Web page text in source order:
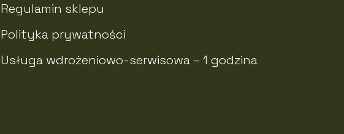
Regulamin sklepu
Polityka prywatności
Usługa wdrożeniowo-serwisowa – 1 godzina